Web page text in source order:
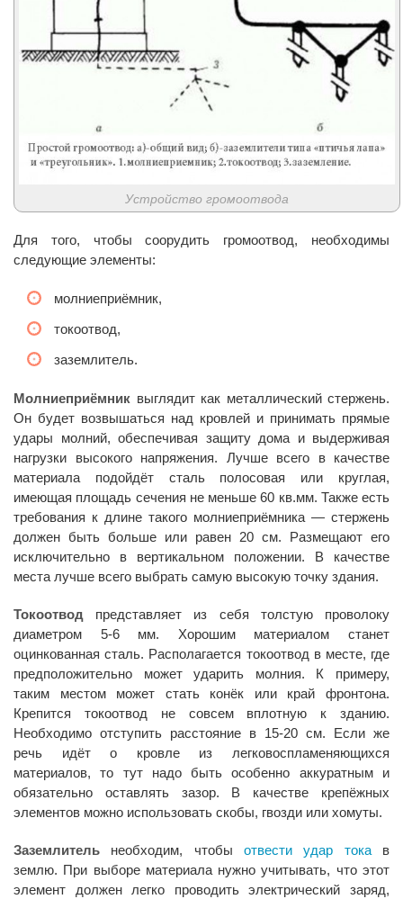
Устройство громоотвода
Для того, чтобы соорудить громоотвод, необходимы
следующие элементы:
молниеприёмник,
токоотвод,
заземлитель.
Молниеприёмник выглядит как металлический стержень.
Он будет возвышаться над кровлей и принимать прямые
удары молний, обеспечивая защиту дома и выдерживая
нагрузки высокого напряжения. Лучше всего в качестве
материала подойдёт сталь полосовая или круглая,
имеющая площадь сечения не меньше 60 кв.мм. Также есть
требования к длине такого молниеприёмника — стержень
должен быть больше или равен 20 см. Размещают его
исключительно в вертикальном положении. В качестве
места лучше всего выбрать самую высокую точку здания.
Токоотвод представляет из себя толстую проволоку
диаметром 5-6 мм. Хорошим материалом станет
оцинкованная сталь. Располагается токоотвод в месте, где
предположительно может ударить молния. К примеру,
таким местом может стать конёк или край фронтона.
Крепится токоотвод не совсем вплотную к зданию.
Необходимо отступить расстояние в 15-20 см. Если же
речь идёт о кровле из легковоспламеняющихся
материалов, то тут надо быть особенно аккуратным и
обязательно оставлять зазор. В качестве крепёжных
элементов можно использовать скобы, гвозди или хомуты.
Заземлитель необходим, чтобы отвести удар токав
землю. При выборе материала нужно учитывать, что этот
элемент должен легко проводить электрический заряд,